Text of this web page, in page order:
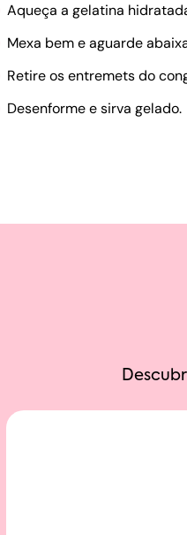
Aqueça a gelatina
Mexa bem e aguarde
Retire os entremets do
Desenforme e sirva gelado.